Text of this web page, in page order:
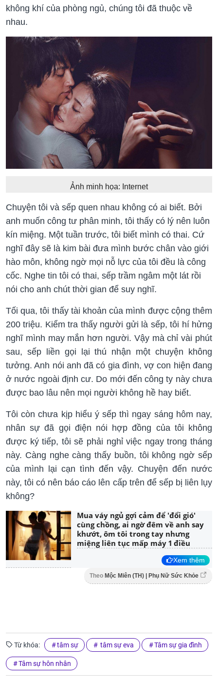
không khí của phòng ngủ, chúng tôi đã thuộc về
nhau.
Ảnh minh họa: Internet
Chuyện tôi và sếp quen nhau không có ai biết. Bởi
anh muốn công tư phân minh, tôi thấy có lý nên luôn
kín miệng. Một tuần trước, tôi biết mình có thai. Cứ
nghĩ đây sẽ là kim bài đưa mình bước chân vào giới
hào môn, không ngờ mọi nỗ lực của tôi đều là công
cốc. Nghe tin tôi có thai, sếp trầm ngâm một lát rồi
nói cho anh chút thời gian để suy nghĩ.
Tối qua, tôi thấy tài khoản của mình được cộng thêm
200 triệu. Kiểm tra thấy người gửi là sếp, tôi hí hửng
nghĩ mình may mắn hơn người. Vậy mà chỉ vài phút
sau, sếp liền gọi lại thú nhận một chuyện không
tưởng. Anh nói anh đã có gia đình, vợ con hiện đang
ở nước ngoài định cư. Do mới đến công ty này chưa
được bao lâu nên mọi người không hề hay biết.
Tôi còn chưa kịp hiểu ý sếp thì ngay sáng hôm nay,
nhân sự đã gọi điện nói hợp đồng của tôi không
được ký tiếp, tôi sẽ phải nghỉ việc ngay trong tháng
này. Càng nghe càng thấy buồn, tôi không ngờ sếp
của mình lại cạn tình đến vậy. Chuyện đến nước
này, tôi có nên báo cáo lên cấp trên để sếp bị liên lụy
không?
Mua váy ngủ gợi cảm để 'đổi gió'
cùng chồng, ai ngờ đêm về anh say
khướt, ôm tôi trong tay nhưng
miệng liên tục mấp máy 1 điều
Xem thêm
Theo Mộc Miên (TH) | Phụ Nữ Sức Khỏe
Từ khóa: tâm sự tâm sự eva Tâm sự gia đình
Tâm sự hôn nhân